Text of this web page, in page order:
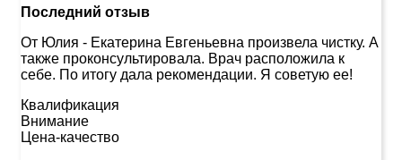
Последний отзыв
От Юлия - Екатерина Евгеньевна произвела чистку. А
также проконсультировала. Врач расположила к
себе. По итогу дала рекомендации. Я советую ее!
Квалификация
Внимание
Цена-качество